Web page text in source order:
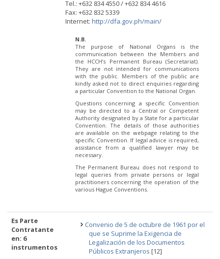
Tel.: +632 834 4550 / +632 834 4616
Fax: +632 832 5339
Internet: http://dfa.gov.ph/main/
N.B.
The purpose of National Organs is the
communication between the Members and
the HCCH’s Permanent Bureau (Secretariat).
They are not intended for communications
with the public. Members of the public are
kindly asked not to direct enquiries regarding
a particular Convention to the National Organ.
Questions concerning a specific Convention
may be directed to a Central or Competent
Authority designated by a State for a particular
Convention. The details of those authorities
are available on the webpage relating to the
specific Convention. If legal advice is required,
assistance from a qualified lawyer may be
necessary.
The Permanent Bureau does not respond to
legal queries from private persons or legal
practitioners concerning the operation of the
various Hague Conventions.
Es Parte
Contratante
en: 6
instrumentos
Convenio de 5 de octubre de 1961 por el
que se Suprime la Exigencia de
Legalización de los Documentos
Públicos Extranjeros [12]